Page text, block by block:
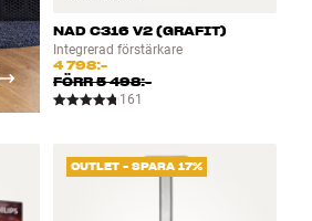
NAD C316 V2 (GRAFIT)
Integrerad förstärkare
4 798:-
FÖRR5 498:-
161
OUTLET - SPARA 17%